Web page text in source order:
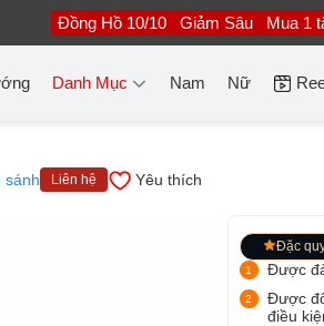
Đồng Hồ 10/10 Giảm Sâu Mua 1
Danh Mục Nam Nữ
sánh Liên hệ Yêu thích
Đặc
Được
Được
điều